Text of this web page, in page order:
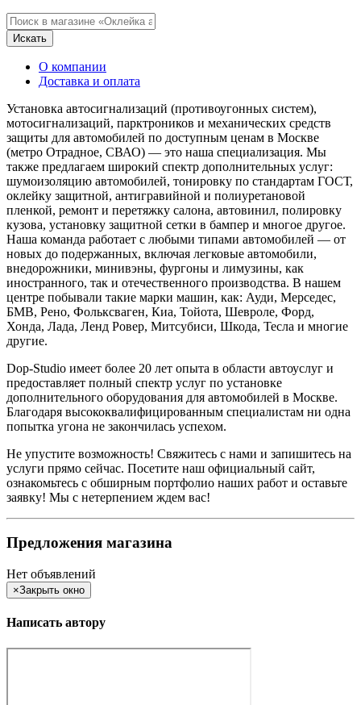
Искать
О компании
Доставка и оплата
Установка автосигнализаций (противоугонных систем),
мотосигнализаций, парктроников и механических средств
защиты для автомобилей по доступным ценам в Москве
(метро Отрадное, СВАО) — это наша специализация. Мы
также предлагаем широкий спектр дополнительных услуг:
шумоизоляцию автомобилей, тонировку по стандартам ГОСТ,
оклейку защитной, антигравийной и полиуретановой
пленкой, ремонт и перетяжку салона, автовинил, полировку
кузова, установку защитной сетки в бампер и многое другое.
Наша команда работает с любыми типами автомобилей — от
новых до подержанных, включая легковые автомобили,
внедорожники, минивэны, фургоны и лимузины, как
иностранного, так и отечественного производства. В нашем
центре побывали такие марки машин, как: Ауди, Мерседес,
БМВ, Рено, Фольксваген, Киа, Тойота, Шевроле, Форд,
Хонда, Лада, Ленд Ровер, Митсубиси, Шкода, Тесла и многие
другие.
Dop-Studio имеет более 20 лет опыта в области автоуслуг и
предоставляет полный спектр услуг по установке
дополнительного оборудования для автомобилей в Москве.
Благодаря высококвалифицированным специалистам ни одна
попытка угона не закончилась успехом.
Не упустите возможность! Свяжитесь с нами и запишитесь на
услуги прямо сейчас. Посетите наш официальный сайт,
ознакомьтесь с обширным портфолио наших работ и оставьте
заявку! Мы с нетерпением ждем вас!
Предложения магазина
Нет объявлений
×Закрыть окно
Написать автору